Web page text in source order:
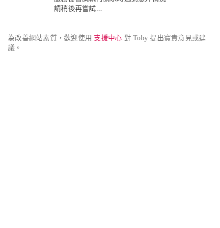
請稍後再嘗試...
為改善網站素質，歡迎使用 支援中心 對 Toby 提出寶貴意見或建
議。